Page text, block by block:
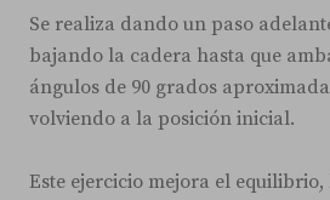
Se realiza dando un paso
bajando la cadera hasta que
ángulos de 90 grados
volviendo a la posición inicial.
Este ejercicio mejora el